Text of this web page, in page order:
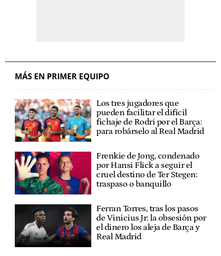
MÁS EN PRIMER EQUIPO
Los tres jugadores que
pueden facilitar el difícil
fichaje de Rodri por el Barça:
para robárselo al Real Madrid
Frenkie de Jong, condenado
por Hansi Flick a seguir el
cruel destino de Ter Stegen:
traspaso o banquillo
Ferran Torres, tras los pasos
de Vinicius Jr: la obsesión por
el dinero los aleja de Barça y
Real Madrid